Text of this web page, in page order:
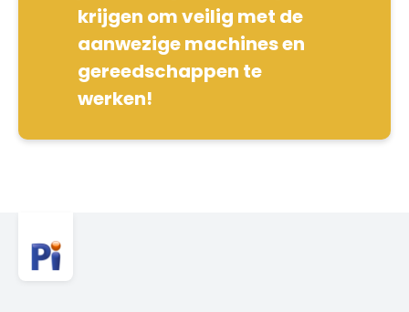
krijgen om veilig met de
aanwezige machines en
gereedschappen te
werken!